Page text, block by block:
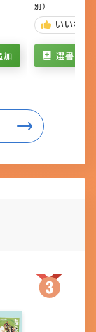
加
別）
いいね
選書リス